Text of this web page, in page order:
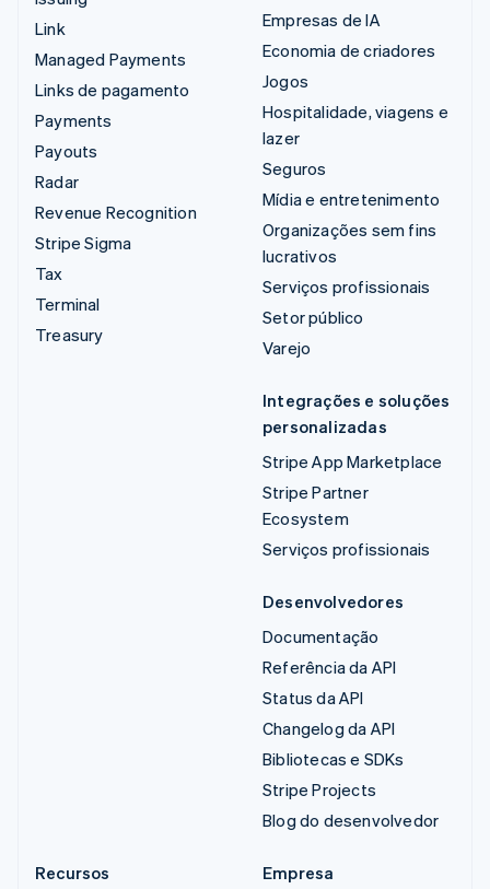
Link
Managed Payments
Links de pagamento
Payments
Payouts
Radar
Revenue Recognition
Stripe Sigma
Tax
Terminal
Treasury
Empresas de IA
Economia de criadores
Jogos
Hospitalidade, viagens e
lazer
Seguros
Mídia e entretenimento
Organizações sem fins
lucrativos
Serviços profissionais
Setor público
Varejo
Integrações e soluções
personalizadas
Stripe App Marketplace
Stripe Partner
Ecosystem
Serviços profissionais
Desenvolvedores
Documentação
Referência da API
Status da API
Changelog da API
Bibliotecas e SDKs
Stripe Projects
Blog do desenvolvedor
Recursos
Empresa